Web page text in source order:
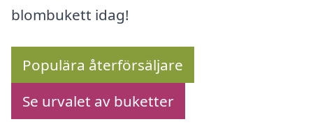
blombukett idag!
Populära återförsäljare
Se urvalet av buketter